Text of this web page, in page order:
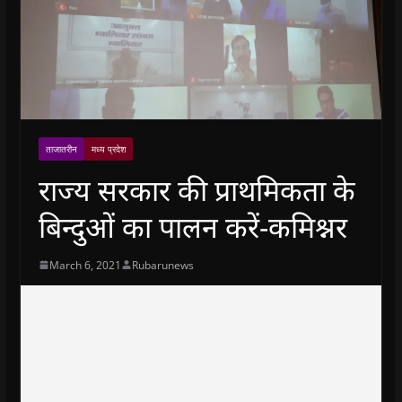
ताजातरीन मध्य प्रदेश
राज्य सरकार की प्राथमिकता के
बिन्दुओं का पालन करें-कमिश्नर
March 6, 2021 Rubarunews